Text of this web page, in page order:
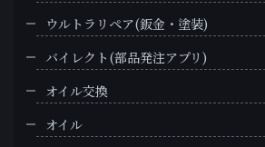
ウルトラリペア(鈑金・塗装)
バイレクト(部品発注アプリ)
オイル交換
オイル